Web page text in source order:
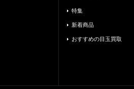
特集
新着商品
おすすめの目玉買取